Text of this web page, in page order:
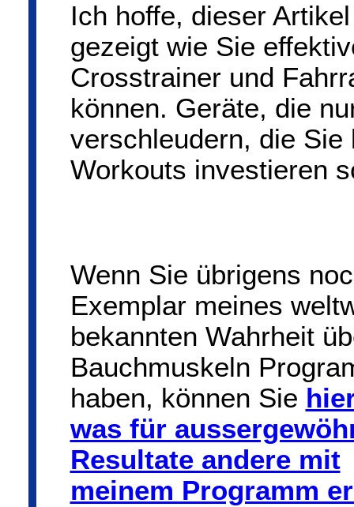
Ich hoffe, dieser
gezeigt wie Sie
Crosstrainer und
können. Geräte, die
verschleudern, die
Workouts investieren
Wenn Sie übrigens
Exemplar meines
bekannten Wahrheit
Bauchmuskeln
haben, können Sie
was für
Resultate andere mit
meinem Programm